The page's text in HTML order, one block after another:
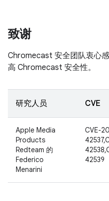
致谢
Chromecast 安全团队衷心
高 Chromecast 安全性。
研究人员 CVE
Apple Media
Products
Redteam 的
Federico
Menarini
CVE-
42539